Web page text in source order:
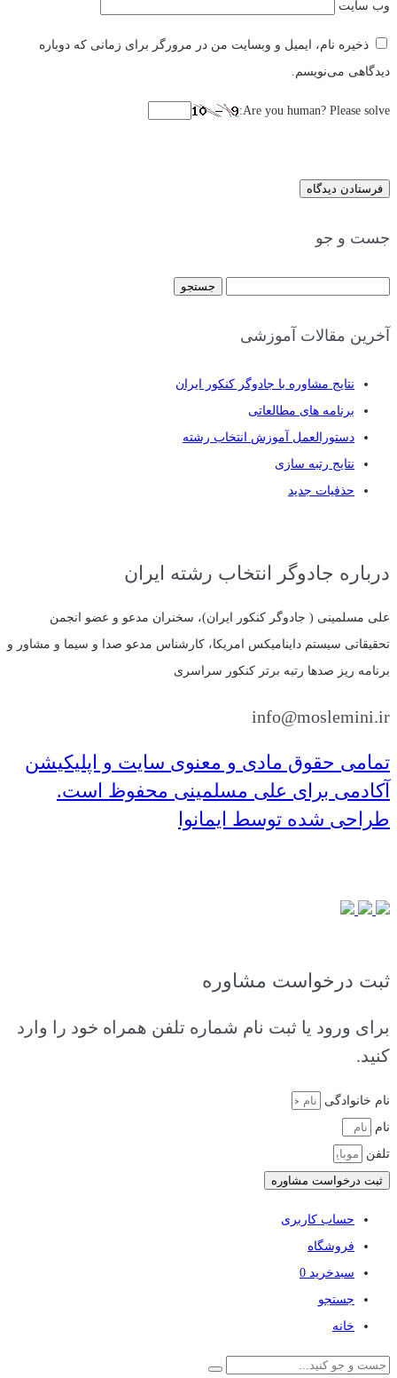
وب‌ سایت
ذخیره نام، ایمیل و وبسایت من در مرورگر برای زمانی که دوباره
دیدگاهی می‌نویسم.
Are you human? Please solve:
جست و جو
آخرین مقالات آموزشی
نتایج مشاوره با جادوگر کنکور ایران
برنامه های مطالعاتی
دستورالعمل آموزش انتخاب رشته
نتایج رتبه سازی
حذفیات جدید
درباره جادوگر انتخاب رشته ایران
علی مسلمینی ( جادوگر کنکور ایران)، سخنران مدعو و عضو انجمن
تحقیقاتی سیستم داینامیکس امریکا، کارشناس مدعو صدا و سیما و مشاور و
برنامه ریز صدها رتبه برتر کنکور سراسری
info@moslemini.ir
تمامی حقوق مادی و معنوی سایت و اپلیکیشن
آکادمی برای علی مسلمینی محفوظ است.
طراحی شده توسط ایمانوا
ثبت درخواست مشاوره
برای ورود یا ثبت نام شماره تلفن همراه خود را وارد
کنید.
نام خانوادگی
نام
تلفن
ثبت درخواست مشاوره
حساب کاربری
فروشگاه
سبدخرید 0
جستجو
خانه